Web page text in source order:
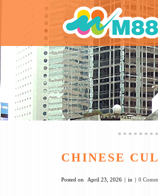
CHINESE
Posted on April 23, 2026 in 0